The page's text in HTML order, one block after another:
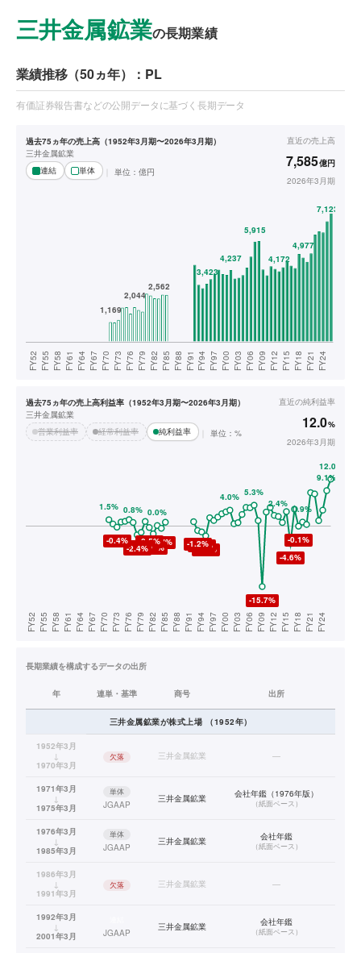
三井金属鉱業の長期業績
業績推移（50ヵ年）：PL
有価証券報告書などの公開データに基づく長期データ
過去75ヵ年の売上高（1952年3月期〜2026年3月期）
三井金属鉱業
連結
単体 単位： 億円
直近の売上高
7,585億円
2026年3月期
過去75ヵ年の売上高利益率（1952年3月期〜2026年3月期）
三井金属鉱業
営業利益率
経常利益率 純利益率 単位：%
直近の純利益率
12.0%
2026年3月期
長期業績を構成するデータの出所
年 連単・基準 商号 出所
三井金属鉱業が株式上場 （1952年）
1952年3月
↓
1970年3月
欠落 三井金属鉱業 —
1971年3月
↓
1975年3月
単体
JGAAP
三井金属鉱業 会社年鑑（1976年版）
（紙面ベース）
1976年3月
↓
1985年3月
単体
JGAAP
三井金属鉱業 会社年鑑
（紙面ベース）
1986年3月
↓
1991年3月
欠落 三井金属鉱業 —
1992年3月
↓
2001年3月
JGAAP
三井金属鉱業 会社年鑑
（紙面ベース）